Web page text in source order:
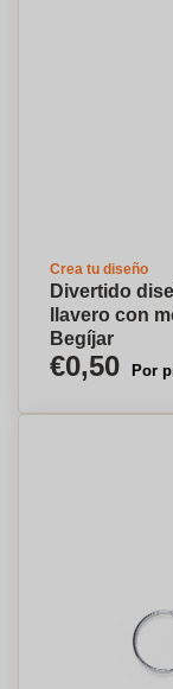
Crea tu diseño
Divertido
llavero con
Begíjar
€0,50 Por